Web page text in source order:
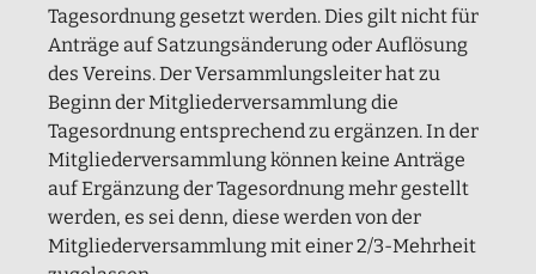
Tagesordnung gesetzt werden. Dies gilt nicht für
Anträge auf Satzungsänderung oder Auflösung
des Vereins. Der Versammlungsleiter hat zu
Beginn der Mitgliederversammlung die
Tagesordnung entsprechend zu ergänzen. In der
Mitgliederversammlung können keine Anträge
auf Ergänzung der Tagesordnung mehr gestellt
werden, es sei denn, diese werden von der
Mitgliederversammlung mit einer 2/3-Mehrheit